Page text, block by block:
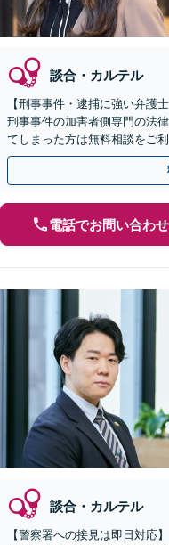
談合・カルテル
【刑事事件・逮捕に強い弁護
刑事事件の加害者側専門の法
てしまった方は無料相談をご
対応】【弁護士待機中/当日中
電話でお問い合わせ
談合・カルテル
【警察署への接見は即日対応